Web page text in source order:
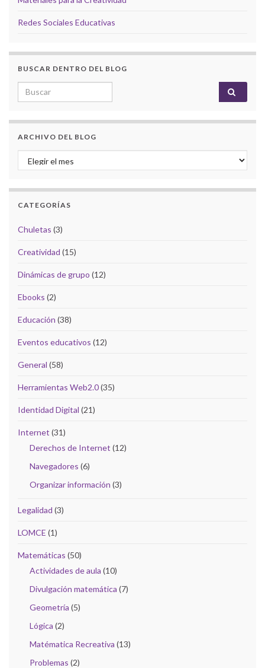
Redes Sociales Educativas
BUSCAR DENTRO DEL BLOG
Search for:
ARCHIVO DEL BLOG
Archivo del Blog
CATEGORÍAS
Chuletas (3)
Creatividad (15)
Dinámicas de grupo (12)
Ebooks (2)
Educación (38)
Eventos educativos (12)
General (58)
Herramientas Web2.0(35)
Identidad Digital (21)
Internet (31)
Derechos de Internet (12)
Navegadores (6)
Organizar información (3)
Legalidad (3)
LOMCE (1)
Matemáticas (50)
Actividades de aula (10)
Divulgación matemática (7)
Geometría (5)
Lógica (2)
Matématica Recreativa (13)
Problemas (2)